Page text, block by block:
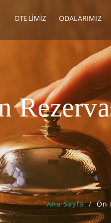
OTELIMIZ ODALARIMIZ
Ana Sayfa Ön